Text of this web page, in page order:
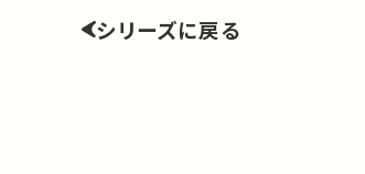
シリーズに戻る